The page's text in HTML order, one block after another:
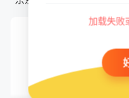
加载失败